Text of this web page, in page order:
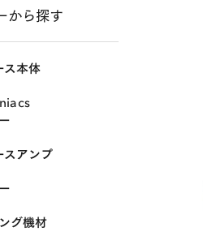
から探す
ス本体
アンプ
グ機材